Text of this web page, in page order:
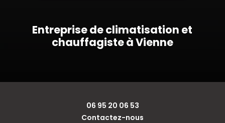
Entreprise de climatisation et
chauffagiste à Vienne
06 95 20 06 53
Contactez-nous